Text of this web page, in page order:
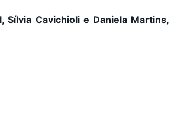
Sílvia Cavichioli e Daniela Martins,